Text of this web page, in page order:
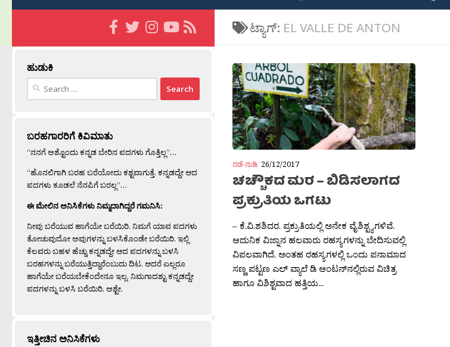
ಟ್ಯಾಗ್: EL VALLE DE ANTON
ನಡೆ-ನುಡಿ 26/12/2017
ಚಚ್ಚೌಕದ ಮರ – ಬಿಡಿಸಲಾಗದ
ಪ್ರಕ್ರುತಿಯ ಒಗಟು
– ಕೆ.ವಿ.ಶಶಿದರ. ಪ್ರಕ್ರುತಿಯಲ್ಲಿ ಅನೇಕ ವೈಶಿಶ್ಟ್ಯಗಳಿವೆ.
ಆದುನಿಕ ವಿಜ್ನಾನ ಹಲವಾರು ರಹಸ್ಯಗಳನ್ನು ಬೇದಿಸುವಲ್ಲಿ
ವಿಪಲವಾಗಿದೆ. ಅಂತಹ ರಹಸ್ಯಗಳಲ್ಲಿ ಒಂದು ಪನಾಮಾದ
ಸಣ್ಣ ಪಟ್ಟಣ ಎಲ್ ವ್ಯಾಲೆ ಡಿ ಆಂಟನ್‍ನಲ್ಲಿರುವ ವಿಚಿತ್ರ
ಹಾಗೂ ವಿಶಿಶ್ಟವಾದ ಹತ್ತಿಯ...
ಹುಡುಕಿ
Search
ಬರಹಗಾರರಿಗೆ ಕಿವಿಮಾತು
“ನನಗೆ ಅಶ್ಟೊಂದು ಕನ್ನಡ ಬೇರಿನ ಪದಗಳು ಗೊತ್ತಿಲ್ಲ”…
“ಹೊನಲಿಗಾಗಿ ಬರಹ ಬರೆಯೋದು ಕಶ್ಟವಾಗುತ್ತೆ. ಕನ್ನಡದ್ದೇ ಆದ
ಪದಗಳು ಕೂಡಲೆ ನೆನಪಿಗೆ ಬರಲ್ಲ”…
ಈ ಮೇಲಿನ ಅನಿಸಿಕೆಗಳು ನಿಮ್ಮದಾಗಿದ್ದರೆ ಗಮನಿಸಿ:
ನೀವು ಬರೆಯುವ ಹಾಗೆಯೇ ಬರೆಯಿರಿ. ನಿಮಗೆ ಯಾವ ಪದಗಳು
ತೋಚುವುದೋ ಅವುಗಳನ್ನು ಬಳಸಿಕೊಂಡೇ ಬರೆಯಿರಿ. ಇಲ್ಲಿ
ಕೆಲವರು ಬಹಳ ಹೆಚ್ಚು ಕನ್ನಡದ್ದೇ ಆದ ಪದಗಳನ್ನು ಬಳಸಿ
ಬರಹಗಳನ್ನು ಬರೆಯುತ್ತಿದ್ದಾರೆಂಬುದು ದಿಟ. ಆದರೆ ಎಲ್ಲರೂ
ಹಾಗೆಯೇ ಬರೆಯಬೇಕೆಂದೇನೂ ಇಲ್ಲ. ನಿಮಗಾದಶ್ಟು ಕನ್ನಡದ್ದೇ
ಪದಗಳನ್ನು ಬಳಸಿ ಬರೆಯಿರಿ, ಅಶ್ಟೇ.
ಇತ್ತೀಚಿನ ಅನಿಸಿಕೆಗಳು